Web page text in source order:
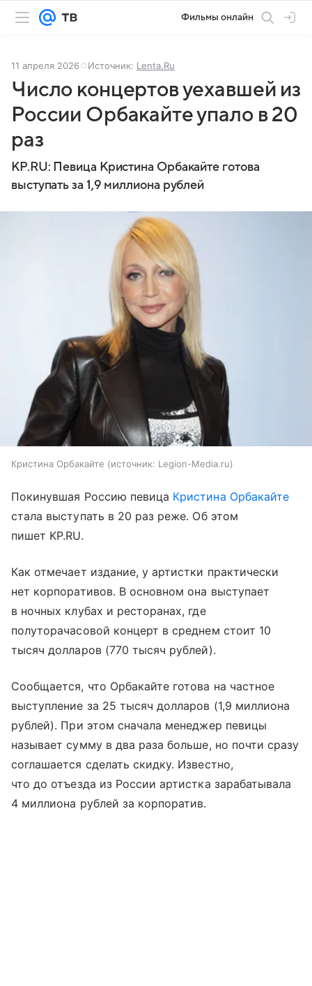
Фильмы онлайн
11 апреля 2026 Источник: Lenta.Ru
Число концертов уехавшей из
России Орбакайте упало в 20
раз
KP.RU: Певица Кристина Орбакайте готова
выступать за 1,9 миллиона рублей
Кристина Орбакайте источник: Legion-Media.ru
Покинувшая Россию певица Кристина Орбакайте
стала выступать в 20 раз реже. Об этом
пишет KP.RU.
Как отмечает издание, у артистки практически
нет корпоративов. В основном она выступает
в ночных клубах и ресторанах, где
полуторачасовой концерт в среднем стоит 10
тысяч долларов (770 тысяч рублей).
Сообщается, что Орбакайте готова на частное
выступление за 25 тысяч долларов (1,9 миллиона
рублей). При этом сначала менеджер певицы
называет сумму в два раза больше, но почти сразу
соглашается сделать скидку. Известно,
что до отъезда из России артистка зарабатывала
4 миллиона рублей за корпоратив.